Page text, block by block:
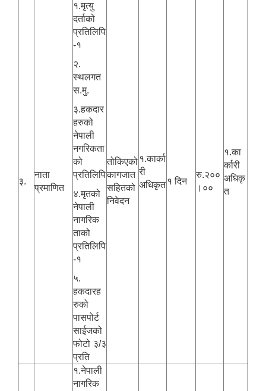
३.
नाता
प्रमाणित
१.मृत्यु
दर्ताको
प्रतिलिपि
-१
२.
स्थलगत
स.मु.
३.हकदार
हरुको
नेपाली
नगरिकता
को
प्रतिलिपि
४.मृतको
नेपाली
नागरिक
ताको
प्रतिलिपि
-१
५.
हकदारह
रुको
पासपोर्ट
साईजको
फोटो ३/३
प्रति
तोकिएको
कागजात
सहितको
निवेदन
१.कार्का
री
अधिकृत१ दिन
रु.२००
।००
१.का
र्कारी
अधिकृ
त
१.नेपाली
नागरिक